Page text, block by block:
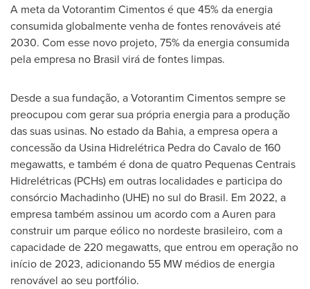
A meta da Votorantim Cimentos é que 45% da energia
consumida globalmente venha de fontes renováveis até
2030. Com esse novo projeto, 75% da energia consumida
pela empresa no Brasil virá de fontes limpas.
Desde a sua fundação, a Votorantim Cimentos sempre se
preocupou com gerar sua própria energia para a produção
das suas usinas. No estado da Bahia, a empresa opera a
concessão da Usina Hidrelétrica Pedra do Cavalo de 160
megawatts, e também é dona de quatro Pequenas Centrais
Hidrelétricas (PCHs) em outras localidades e participa do
consórcio Machadinho (UHE) no sul do Brasil. Em 2022, a
empresa também assinou um acordo com a Auren para
construir um parque eólico no nordeste brasileiro, com a
capacidade de 220 megawatts, que entrou em operação no
início de 2023, adicionando 55 MW médios de energia
renovável ao seu portfólio.